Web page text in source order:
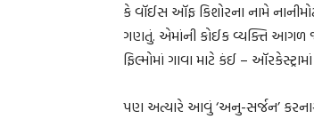
કે વૉઈસ ઑફ કિશોરના નામે
ગણતું. એમાંની કોઈક વ્યક્તિ આગળ
ફિલ્મોમાં ગાવા માટે કંઈ –
પણ અત્યારે આવું ‘અનુ-સર્જન’